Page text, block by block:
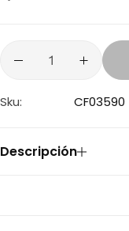
Sku: CF03590
Descripción